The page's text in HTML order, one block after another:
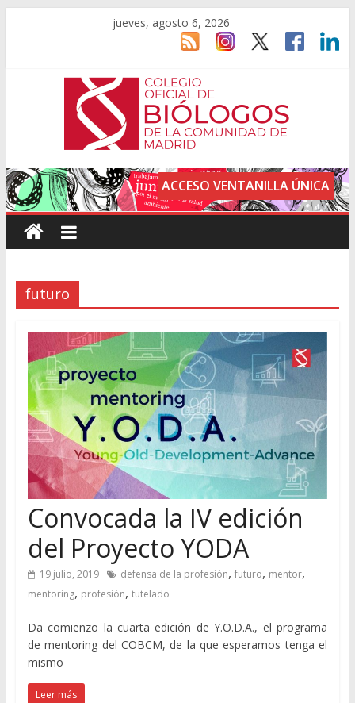
jueves, agosto 6, 2026
ACCESO VENTANILLA ÚNICA
futuro
Convocada la IV edición
del Proyecto YODA
19 julio, 2019 defensa de la profesión, futuro, mentor,
mentoring, profesión, tutelado
Da comienzo la cuarta edición de Y.O.D.A., el programa
de mentoring del COBCM, de la que esperamos tenga el
mismo
Leer más